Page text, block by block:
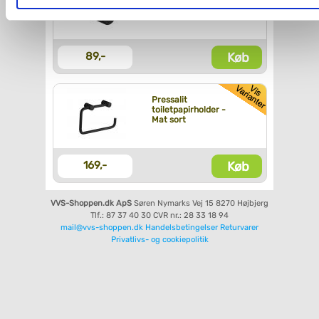
Du kan se mere om, hvordan vi behandler dine
personoplysninger, ved at klikke
- Mat sort
89,- Køb
Pressalit
toiletpapirholder -
Mat sort
169,- Køb
VVS-Shoppen.dk ApS Søren Nymarks Vej 15 8270 Højbjerg
Tlf.: 87 37 40 30 CVR nr.: 28 33 18 94
mail@vvs-shoppen.dk Handelsbetingelser Returvarer
Privatlivs- og cookiepolitik